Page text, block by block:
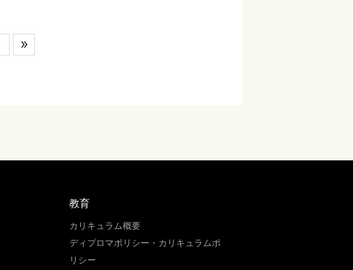
教育
カリキュラム概要
ディプロマポリシー・カリキュラムポ
リシー